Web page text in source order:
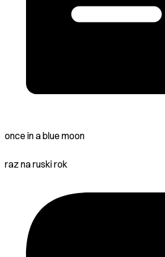
once in a blue moon
raz na ruski rok